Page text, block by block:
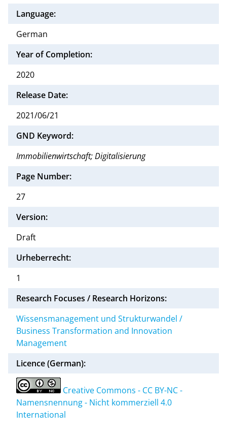
Language:
German
Year of Completion:
2020
Release Date:
2021/06/21
GND Keyword:
Immobilienwirtschaft; Digitalisierung
Page Number:
27
Version:
Draft
Urheberrecht:
1
Research Focuses / Research Horizons:
Wissensmanagement und Strukturwandel /
Business Transformation and Innovation
Management
Licence (German):
Creative Commons - CC BY-NC -
Namensnennung - Nicht kommerziell 4.0
International